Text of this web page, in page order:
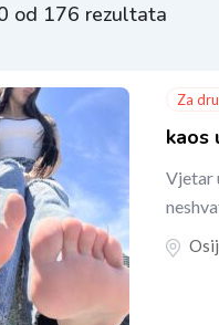
od 176 rezultata
Za
kaos
Vjetar